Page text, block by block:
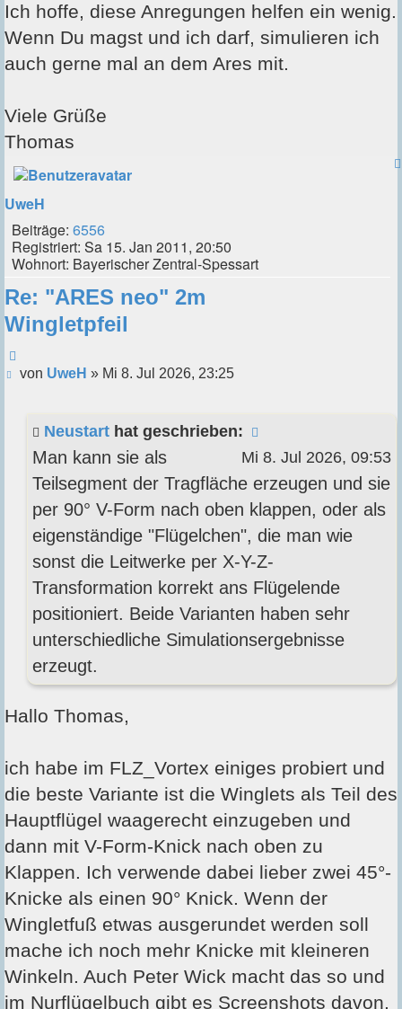
Ich hoffe, diese Anregungen helfen ein wenig.
Wenn Du magst und ich darf, simulieren ich
auch gerne mal an dem Ares mit.
Viele Grüße
Thomas
UweH
Beiträge: 6556
Registriert: Sa 15. Jan 2011, 20:50
Wohnort: Bayerischer Zentral-Spessart
Re: "ARES neo" 2m
Wingletpfeil
Beitrag
von UweH » Mi 8. Jul 2026, 23:25
Neustart hat geschrieben:
Mi 8. Jul 2026, 09:53
Man kann sie als
Teilsegment der Tragfläche erzeugen und sie
per 90° V-Form nach oben klappen, oder als
eigenständige "Flügelchen", die man wie
sonst die Leitwerke per X-Y-Z-
Transformation korrekt ans Flügelende
positioniert. Beide Varianten haben sehr
unterschiedliche Simulationsergebnisse
erzeugt.
Hallo Thomas,
ich habe im FLZ_Vortex einiges probiert und
die beste Variante ist die Winglets als Teil des
Hauptflügel waagerecht einzugeben und
dann mit V-Form-Knick nach oben zu
Klappen. Ich verwende dabei lieber zwei 45°-
Knicke als einen 90° Knick. Wenn der
Wingletfuß etwas ausgerundet werden soll
mache ich noch mehr Knicke mit kleineren
Winkeln. Auch Peter Wick macht das so und
im Nurflügelbuch gibt es Screenshots davon,